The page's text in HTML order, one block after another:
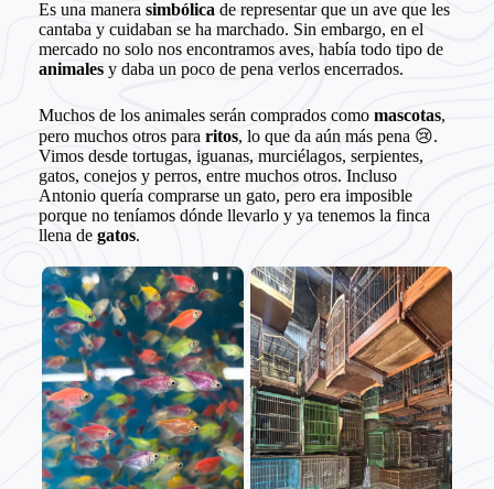
Es una manera simbólica de representar que un ave que les
cantaba y cuidaban se ha marchado. Sin embargo, en el
mercado no solo nos encontramos aves, había todo tipo de
animalesy daba un poco de pena verlos encerrados.
Muchos de los animales serán comprados como mascotas,
pero muchos otros para ritos, lo que da aún más pena 😢.
Vimos desde tortugas, iguanas, murciélagos, serpientes,
gatos, conejos y perros, entre muchos otros. Incluso
Antonio quería comprarse un gato, pero era imposible
porque no teníamos dónde llevarlo y ya tenemos la finca
llena de gatos.